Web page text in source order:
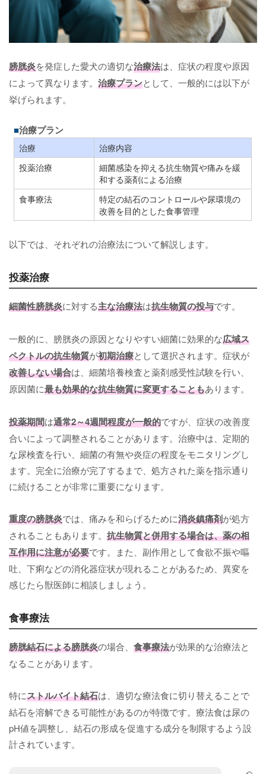
膀胱炎を発症した愛犬の適切な治療法は、症状の程度や原因
によって異なります。 治療プランとして、一般的には以下が
挙げられます。
治療プラン
治療
治療内容
投薬治療
細菌感染を抑える抗生物質や痛みを緩
和する薬剤による治療
食事療法
特定の結石のコントロールや尿環境の
改善を目的とした食事管理
以下では、それぞれの治療法について解説します。
投薬治療
細菌性膀胱炎に対する主な治療法は抗生物質の投与です。
一般的に、膀胱炎の原因となりやすい細菌に効果的な広域ス
ペクトルの抗生物質が初期治療として選択されます。症状が
改善しない場合は、細菌培養検査と薬剤感受性試験を行い、
原因菌に最も効果的な抗生物質に変更することもあります。
投薬期間は通常2～4週間程度が一般的ですが、症状の改善度
合いによって調整されることがあります。治療中は、定期的
な尿検査を行い、細菌の有無や炎症の程度をモニタリングし
ます。完全に治療が完了するまで、処方された薬を指示通り
に続けることが非常に重要になります。
重度の膀胱炎では、痛みを和らげるために消炎鎮痛剤が処方
されることもあります。 抗生物質と併用する場合は、薬の相
互作用に注意が必要です。また、副作用として食欲不振や嘔
吐、下痢などの消化器症状が現れることがあるため、異変を
感じたら獣医師に相談しましょう。
食事療法
膀胱結石による膀胱炎の場合、 食事療法が効果的な治療法と
なることがあります。
特にストルバイト結石は、適切な療法食に切り替えることで
結石を溶解できる可能性があるのが特徴です。療法食は尿の
pH値を調整し、結石の形成を促進する成分を制限するよう設
計されています。